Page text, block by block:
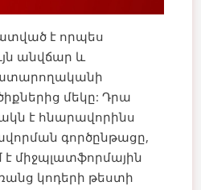
է որպես
անվճար և
մեկը: Դրա
է հնարավորինս
գործընթացը,
է միջպլատֆորմային
կոդերի թեստի